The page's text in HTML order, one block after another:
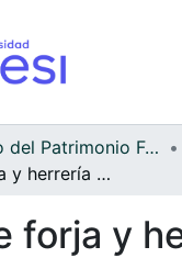
Archivo del Patrimonio Fotográfico y Fílmico del Valle del Cauca
Taller de forja y herrería del Colegio Antonio José Camacho, Cali, 1946
forja y